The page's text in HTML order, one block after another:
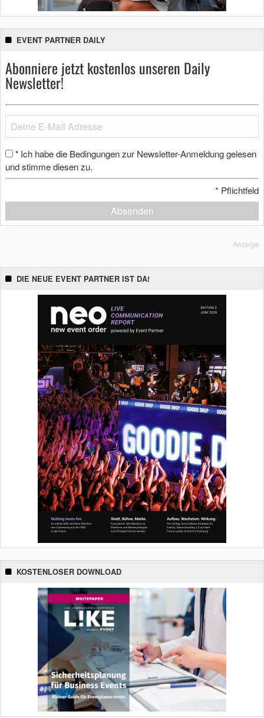
EVENT PARTNER DAILY
Abonniere jetzt kostenlos unseren Daily
Newsletter!
* Ich habe die Bedingungen zur Newsletter-Anmeldung gelesen
und stimme diesen zu.
* Pflichtfeld
Absenden
Anzeige
DIE NEUE EVENT PARTNER IST DA!
KOSTENLOSER DOWNLOAD